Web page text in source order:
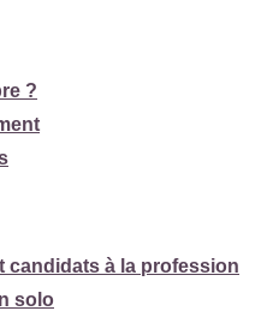
?
candidats à la profession
solo